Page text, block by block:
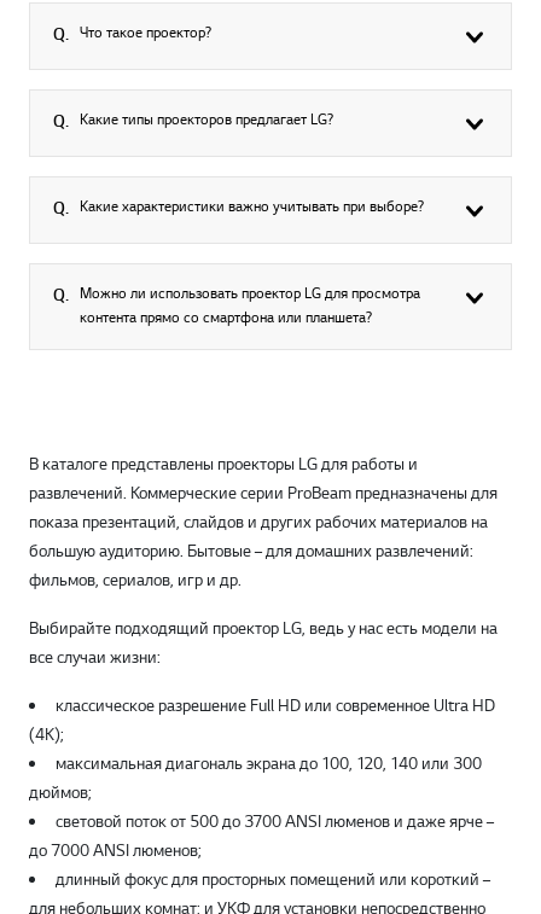
Q. Что такое проектор?
Q. Какие типы проекторов предлагает LG?
Q. Какие характеристики важно учитывать при выборе?
Q. Можно ли использовать проектор LG для просмотра
контента прямо со смартфона или планшета?
В каталоге представлены проекторы LG для работы и
развлечений. Коммерческие серии ProBeam предназначены для
показа презентаций, слайдов и других рабочих материалов на
большую аудиторию. Бытовые – для домашних развлечений:
фильмов, сериалов, игр и др.
Выбирайте подходящий проектор LG, ведь у нас есть модели на
все случаи жизни:
классическое разрешение Full HD или современное Ultra HD
(4К);
максимальная диагональ экрана до 100, 120, 140 или 300
дюймов;
световой поток от 500 до 3700 ANSI люменов и даже ярче –
до 7000 ANSI люменов;
длинный фокус для просторных помещений или короткий –
для небольших комнат; и УКФ для установки непосредственно